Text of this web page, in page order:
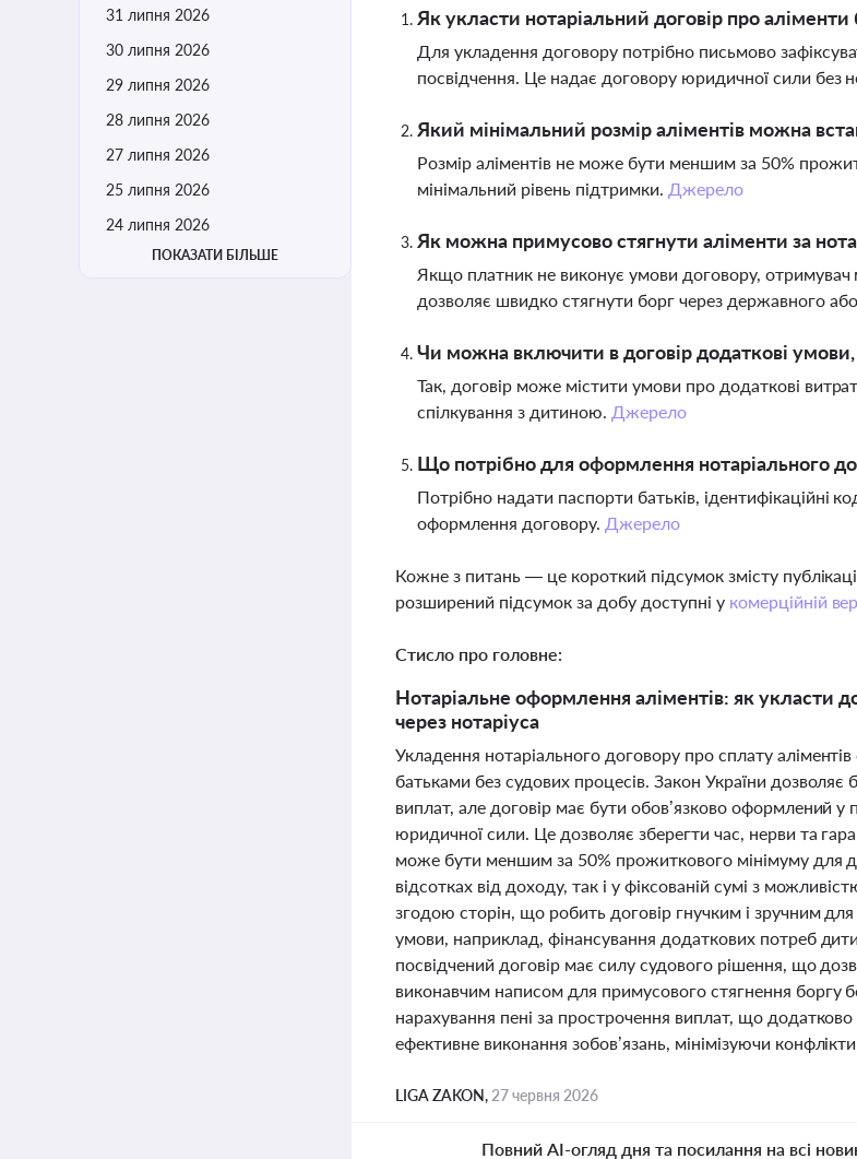
31 липня 2026
30 липня 2026
29 липня 2026
28 липня 2026
27 липня 2026
25 липня 2026
24 липня 2026
ПОКАЗАТИ БІЛЬШЕ
Як укласти нотаріальний договір про аліменти
Для укладення договору потрібно письмово
посвідчення. Це надає договору юридичної сили без
Який мінімальний розмір аліментів можна
Розмір аліментів не може бути меншим за 50%
мінімальний рівень підтримки. Джерело
Як можна примусово стягнути аліменти за
Якщо платник не виконує умови договору,
дозволяє швидко стягнути борг через державного
Чи можна включити в договір додаткові умови,
Так, договір може містити умови про додаткові
спілкування з дитиною. Джерело
Що потрібно для оформлення нотаріального
Потрібно надати паспорти батьків, ідентифікаційні
оформлення договору. Джерело
Кожне з питань — це короткий підсумок змісту
розширений підсумок за добу доступні у комерційній
Стисло про головне:
Нотаріальне оформлення аліментів: як укласти
через нотаріуса
Укладення нотаріального договору про сплату
батьками без судових процесів. Закон України
виплат, але договір має бути обов’язково оформлений
юридичної сили. Це дозволяє зберегти час, нерви та
може бути меншим за 50% прожиткового мінімуму для
відсотках від доходу, так і у фіксованій сумі з
згодою сторін, що робить договір гнучким і зручним
умови, наприклад, фінансування додаткових потреб
посвідчений договір має силу судового рішення, що
виконавчим написом для примусового стягнення боргу
нарахування пені за прострочення виплат, що
ефективне виконання зобов’язань, мінімізуючи
LIGA ZAKON, 27 червня 2026
Повний AI-огляд дня та посилання на всі